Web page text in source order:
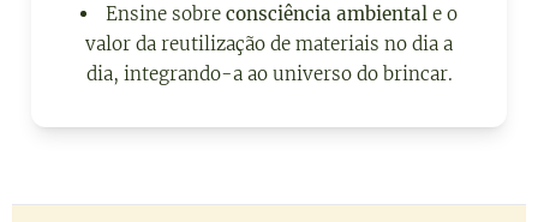
Ensine sobreconsciência ambiental e o
valor da reutilização de materiais no dia a
dia, integrando-a ao universo do brincar.